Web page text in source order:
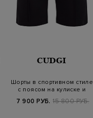
CUDGI
Шорты в спортивном стиле
с поясом на кулиске и
7 900 РУБ. 15 800 РУБ.